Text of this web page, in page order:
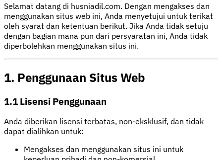
Selamat datang di husniadil.com. Dengan mengakses dan
menggunakan situs web ini, Anda menyetujui untuk terikat
oleh syarat dan ketentuan berikut. Jika Anda tidak setuju
dengan bagian mana pun dari persyaratan ini, Anda tidak
diperbolehkan menggunakan situs ini.
1. Penggunaan Situs Web
1.1 Lisensi Penggunaan
Anda diberikan lisensi terbatas, non-eksklusif, dan tidak
dapat dialihkan untuk:
Mengakses dan menggunakan situs ini untuk